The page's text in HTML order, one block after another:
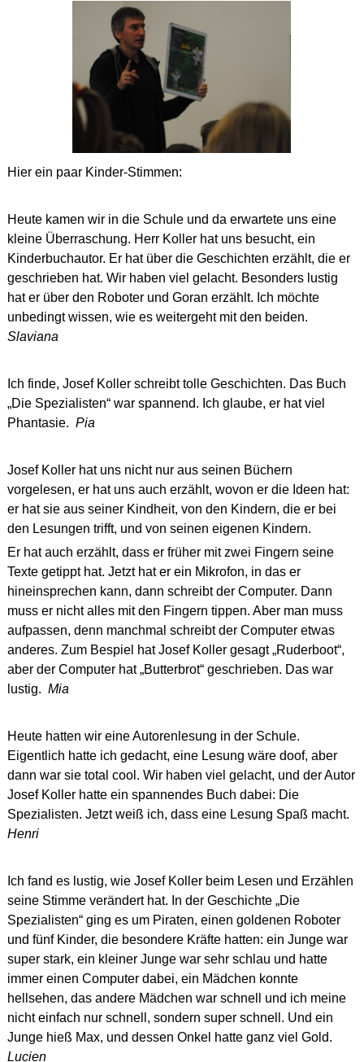
Hier ein paar Kinder-Stimmen:
Heute kamen wir in die Schule und da erwartete uns eine
kleine Überraschung. Herr Koller hat uns besucht, ein
Kinderbuchautor. Er hat über die Geschichten erzählt, die er
geschrieben hat. Wir haben viel gelacht. Besonders lustig
hat er über den Roboter und Goran erzählt. Ich möchte
unbedingt wissen, wie es weitergeht mit den beiden.
Slaviana
Ich finde, Josef Koller schreibt tolle Geschichten. Das Buch
„Die Spezialisten“ war spannend. Ich glaube, er hat viel
Phantasie. Pia
Josef Koller hat uns nicht nur aus seinen Büchern
vorgelesen, er hat uns auch erzählt, wovon er die Ideen hat:
er hat sie aus seiner Kindheit, von den Kindern, die er bei
den Lesungen trifft, und von seinen eigenen Kindern.
Er hat auch erzählt, dass er früher mit zwei Fingern seine
Texte getippt hat. Jetzt hat er ein Mikrofon, in das er
hineinsprechen kann, dann schreibt der Computer. Dann
muss er nicht alles mit den Fingern tippen. Aber man muss
aufpassen, denn manchmal schreibt der Computer etwas
anderes. Zum Bespiel hat Josef Koller gesagt „Ruderboot“,
aber der Computer hat „Butterbrot“ geschrieben. Das war
lustig. Mia
Heute hatten wir eine Autorenlesung in der Schule.
Eigentlich hatte ich gedacht, eine Lesung wäre doof, aber
dann war sie total cool. Wir haben viel gelacht, und der Autor
Josef Koller hatte ein spannendes Buch dabei: Die
Spezialisten. Jetzt weiß ich, dass eine Lesung Spaß macht.
Henri
Ich fand es lustig, wie Josef Koller beim Lesen und Erzählen
seine Stimme verändert hat. In der Geschichte „Die
Spezialisten“ ging es um Piraten, einen goldenen Roboter
und fünf Kinder, die besondere Kräfte hatten: ein Junge war
super stark, ein kleiner Junge war sehr schlau und hatte
immer einen Computer dabei, ein Mädchen konnte
hellsehen, das andere Mädchen war schnell und ich meine
nicht einfach nur schnell, sondern super schnell. Und ein
Junge hieß Max, und dessen Onkel hatte ganz viel Gold.
Lucien